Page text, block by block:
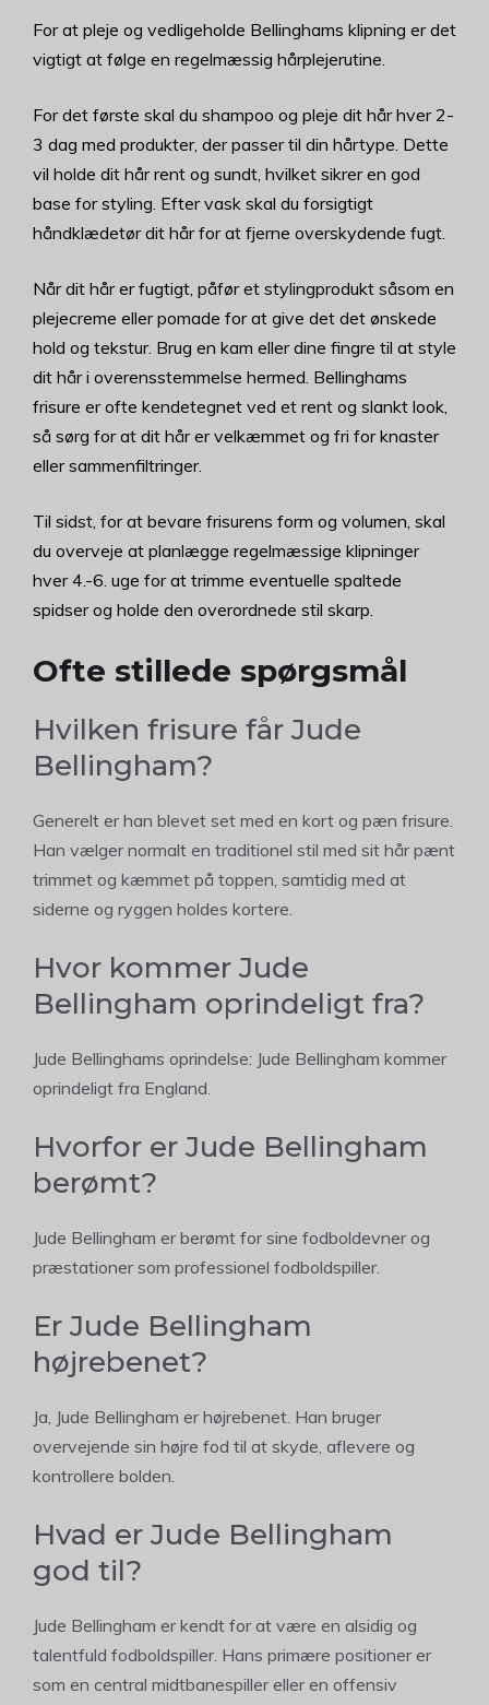
For at pleje og vedligeholde Bellinghams klipning er det
vigtigt at følge en regelmæssig hårplejerutine.
For det første skal du shampoo og pleje dit hår hver 2-
3 dag med produkter, der passer til din hårtype. Dette
vil holde dit hår rent og sundt, hvilket sikrer en god
base for styling. Efter vask skal du forsigtigt
håndklædetør dit hår for at fjerne overskydende fugt.
Når dit hår er fugtigt, påfør et stylingprodukt såsom en
plejecreme eller pomade for at give det det ønskede
hold og tekstur. Brug en kam eller dine fingre til at style
dit hår i overensstemmelse hermed. Bellinghams
frisure er ofte kendetegnet ved et rent og slankt look,
så sørg for at dit hår er velkæmmet og fri for knaster
eller sammenfiltringer.
Til sidst, for at bevare frisurens form og volumen, skal
du overveje at planlægge regelmæssige klipninger
hver 4.-6. uge for at trimme eventuelle spaltede
spidser og holde den overordnede stil skarp.
Ofte stillede spørgsmål
Hvilken frisure får Jude
Bellingham?
Generelt er han blevet set med en kort og pæn frisure.
Han vælger normalt en traditionel stil med sit hår pænt
trimmet og kæmmet på toppen, samtidig med at
siderne og ryggen holdes kortere.
Hvor kommer Jude
Bellingham oprindeligt fra?
Jude Bellinghams oprindelse: Jude Bellingham kommer
oprindeligt fra England.
Hvorfor er Jude Bellingham
berømt?
Jude Bellingham er berømt for sine fodboldevner og
præstationer som professionel fodboldspiller.
Er Jude Bellingham
højrebenet?
Ja, Jude Bellingham er højrebenet. Han bruger
overvejende sin højre fod til at skyde, aflevere og
kontrollere bolden.
Hvad er Jude Bellingham
god til?
Jude Bellingham er kendt for at være en alsidig og
talentfuld fodboldspiller. Hans primære positioner er
som en central midtbanespiller eller en offensiv